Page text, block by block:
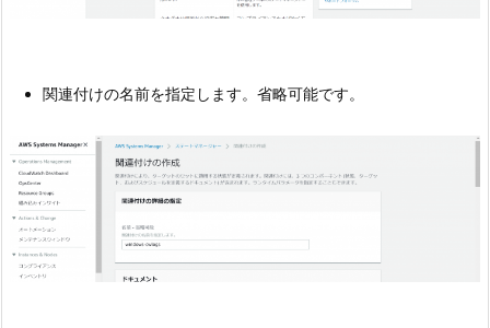
関連付けの名前を指定します。省略可能です。